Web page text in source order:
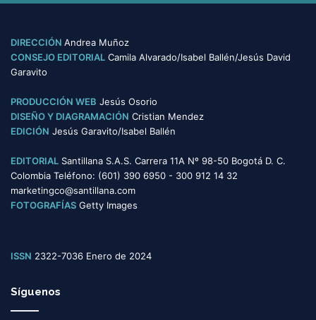
e
o
r
s
DIRECCIÓN Andrea Muñoz
CONSEJO EDITORIAL Camila Alvarado/Isabel Ballén/Jesús David
Garavito
PRODUCCIÓN WEB Jesús Osorio
DISEÑO Y DIAGRAMACIÓN Cristian Mendez
EDICIÓN Jesús Garavito/Isabel Ballén
EDITORIAL Santillana S.A.S. Carrera 11A Nº 98-50 Bogotá D. C.
Colombia Teléfono: (601) 390 6950 - 300 912 14 32
marketingco@santillana.com
FOTOGRAFÍAS Getty Images
ISSN 2322-7036 Enero de 2024
Síguenos